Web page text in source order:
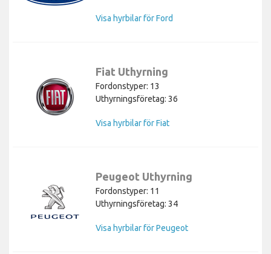
Visa hyrbilar för Ford
Fiat Uthyrning
Fordonstyper: 13
Uthyrningsföretag: 36
Visa hyrbilar för Fiat
Peugeot Uthyrning
Fordonstyper: 11
Uthyrningsföretag: 34
Visa hyrbilar för Peugeot